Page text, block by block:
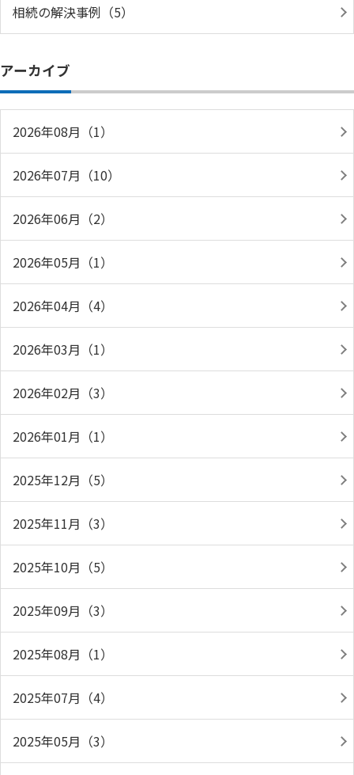
相続の解決事例（5）
アーカイブ
2026年08月（1）
2026年07月（10）
2026年06月（2）
2026年05月（1）
2026年04月（4）
2026年03月（1）
2026年02月（3）
2026年01月（1）
2025年12月（5）
2025年11月（3）
2025年10月（5）
2025年09月（3）
2025年08月（1）
2025年07月（4）
2025年05月（3）